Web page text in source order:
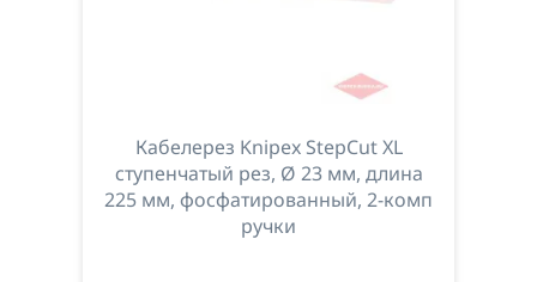
Кабелерез Knipex StepCut XL
ступенчатый рез, Ø 23 мм, длина
225 мм, фосфатированный, 2-комп
ручки